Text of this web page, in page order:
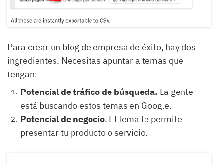
Para crear un blog de empresa de éxito, hay dos
ingredientes. Necesitas apuntar a temas que
tengan:
Potencial de tráfico de búsqueda. La gente
está buscando estos temas en Google.
Potencial de negocio. El tema te permite
presentar tu producto o servicio.